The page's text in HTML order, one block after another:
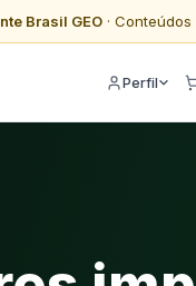
Brasil GEO·
Perfil